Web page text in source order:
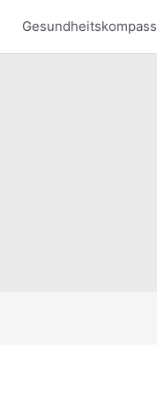
Gesundheitskompass